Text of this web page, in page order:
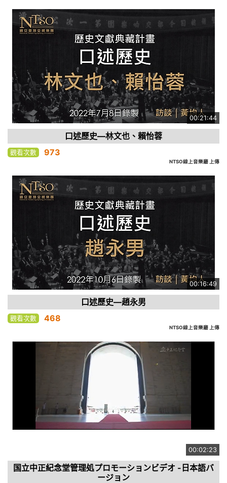
00:21:44
口述歷史—林文也、賴怡蓉
觀看次數 973
NTSO線上音樂廳 上傳
00:16:49
口述歷史—趙永男
觀看次數 468
NTSO線上音樂廳 上傳
00:02:23
国立中正紀念堂管理処プロモーションビデオ -日本語バ
ージョン